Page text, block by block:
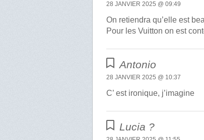
28 JANVIER 2025 @ 09:49
On retiendra qu’elle est
Pour les Vuitton on est
Antonio
28 JANVIER 2025 @ 10:37
C’ est ironique, j’imagine
Lucia ?